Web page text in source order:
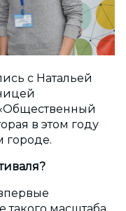
с Натальей
в этом году
городе.
масштаба.